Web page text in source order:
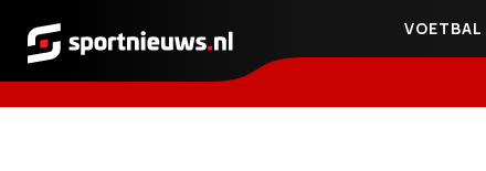
Sportnieuws.nl
VOETBAL